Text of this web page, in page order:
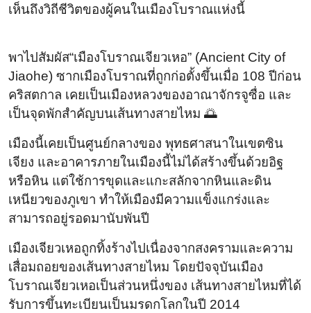
เห็นถึงวิถีชีวิตของผู้คนในเมืองโบราณแห่งนี้
พาไปสัมผัส“เมืองโบราณเจียวเหอ” (Ancient City of
Jiaohe) ซากเมืองโบราณที่ถูกก่อตั้งขึ้นเมื่อ 108 ปีก่อน
คริสตกาล เคยเป็นเมืองหลวงของอาณาจักรจูซื่อ และ
เป็นจุดพักสำคัญบนเส้นทางสายไหม 🌅
เมืองนี้เคยเป็นศูนย์กลางของ พุทธศาสนาในเขตซิน
เจียง และอาคารภายในเมืองนี้ไม่ได้สร้างขึ้นด้วยอิฐ
หรือหิน แต่ใช้การขุดและแกะสลักจากหินและดิน
เหนียวของภูเขา ทำให้เมืองมีความแข็งแกร่งและ
สามารถอยู่รอดมานับพันปี
เมืองเจียวเหอถูกทิ้งร้างไปเนื่องจากสงครามและความ
เสื่อมถอยของเส้นทางสายไหม โดยปัจจุบันเมือง
โบราณเจียวเหอเป็นส่วนหนึ่งของ เส้นทางสายไหมที่ได้
รับการขึ้นทะเบียนเป็นมรดกโลกในปี 2014